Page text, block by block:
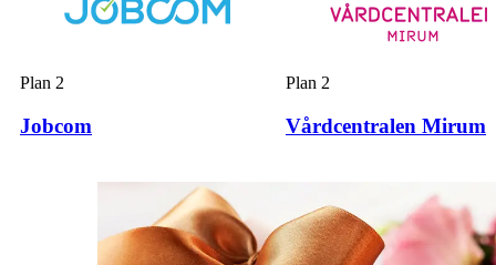
Plan 2
Jobcom
Plan 2
Vårdcentralen Mirum